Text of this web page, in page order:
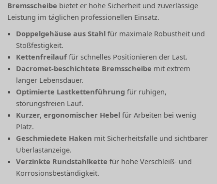
Bremsscheibe bietet er hohe Sicherheit und zuverlässige
Leistung im täglichen professionellen Einsatz.
Doppelgehäuse aus Stahl für maximale Robustheit und
Stoßfestigkeit.
Kettenfreilauf für schnelles Positionieren der Last.
Dacromet-beschichtete Bremsscheibe mit extrem
langer Lebensdauer.
Optimierte Lastkettenführung für ruhigen,
störungsfreien Lauf.
Kurzer, ergonomischer Hebel für Arbeiten bei wenig
Platz.
Geschmiedete Haken mit Sicherheitsfalle und sichtbarer
Überlastanzeige.
Verzinkte Rundstahlkette für hohe Verschleiß- und
Korrosionsbeständigkeit.